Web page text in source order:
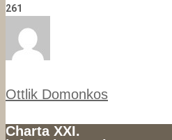
261
Ottlik Domonkos
Charta XXI.